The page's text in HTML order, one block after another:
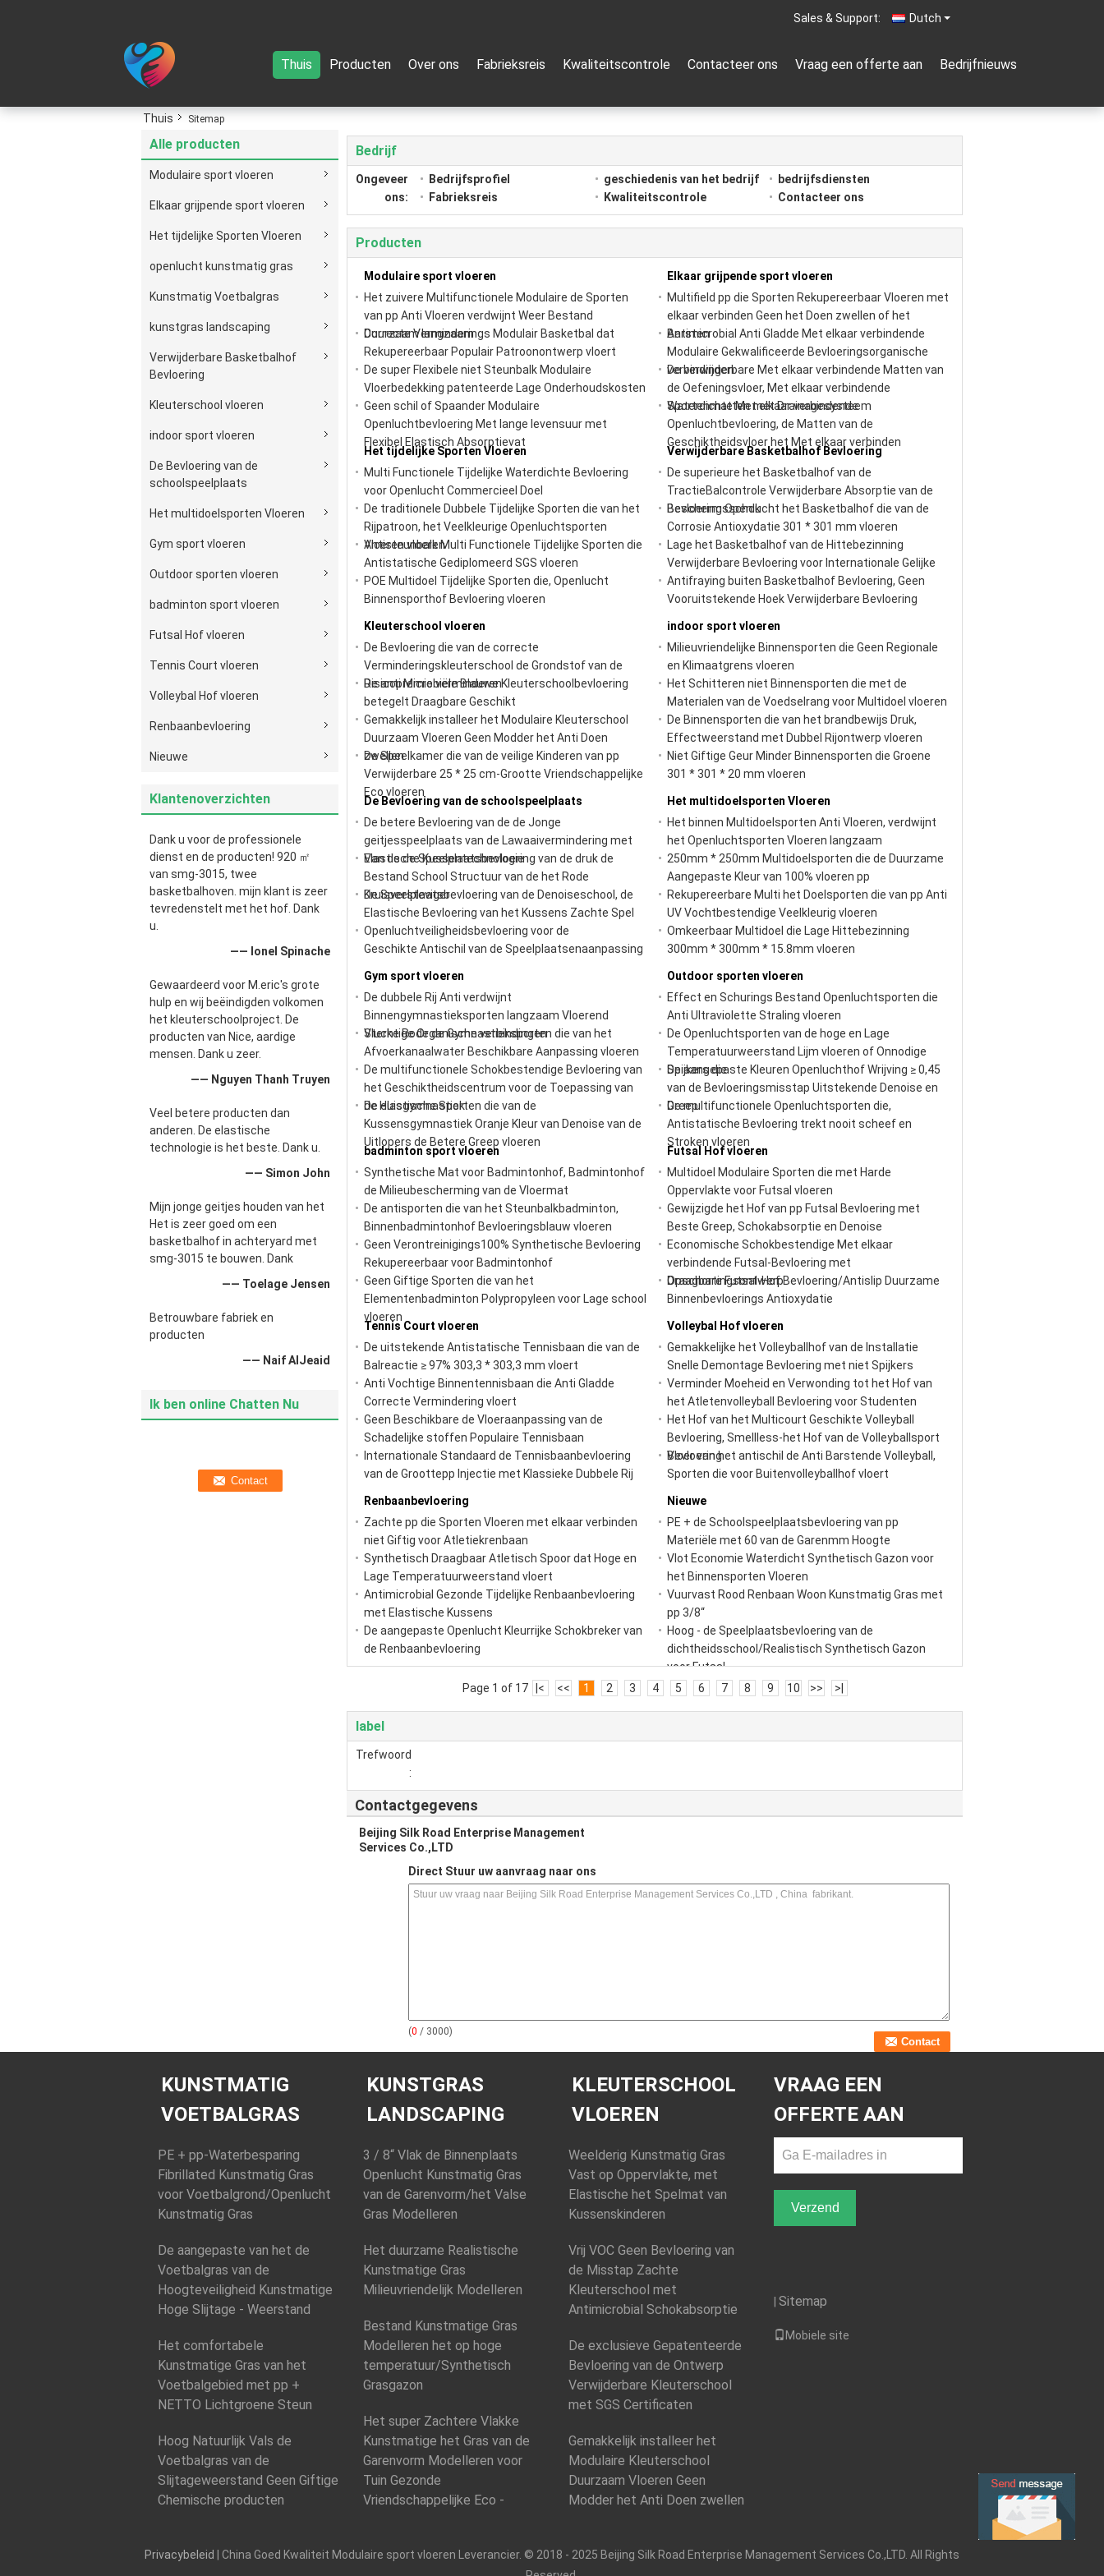
Dutch
Sales & Support:
Thuis Producten Over ons Fabrieksreis Kwaliteitscontrole Contacteer ons Vraag een offerte aan Bedrijfnieuws
Thuis Sitemap
Alle producten
Modulaire sport vloeren
Elkaar grijpende sport vloeren
Het tijdelijke Sporten Vloeren
openlucht kunstmatig gras
Kunstmatig Voetbalgras
kunstgras landscaping
Verwijderbare Basketbalhof
Bevloering
Kleuterschool vloeren
indoor sport vloeren
De Bevloering van de
schoolspeelplaats
Het multidoelsporten Vloeren
Gym sport vloeren
Outdoor sporten vloeren
badminton sport vloeren
Futsal Hof vloeren
Tennis Court vloeren
Volleybal Hof vloeren
Renbaanbevloering
Nieuwe
Klantenoverzichten
Dank u voor de professionele
dienst en de producten! 920 ㎡
van smg-3015, twee
basketbalhoven. mijn klant is zeer
tevredenstelt met het hof. Dank
u.
—— Ionel Spinache
Gewaardeerd voor M.eric's grote
hulp en wij beëindigden volkomen
het kleuterschoolproject. De
producten van Nice, aardige
mensen. Dank u zeer.
—— Nguyen Thanh Truyen
Veel betere producten dan
anderen. De elastische
technologie is het beste. Dank u.
—— Simon John
Mijn jonge geitjes houden van het
Het is zeer goed om een
basketbalhof in achteryard met
smg-3015 te bouwen. Dank
—— Toelage Jensen
Betrouwbare fabriek en
producten
—— Naif AlJeaid
Ik ben online Chatten Nu
Bedrijf
Ongeveer
ons:
Bedrijfsprofiel geschiedenis van het bedrijf
bedrijfsdiensten
Fabrieksreis
Kwaliteitscontrole Contacteer ons
Producten
Modulaire sport vloeren
Het zuivere Multifunctionele Modulaire de Sporten
van pp Anti Vloeren verdwijnt Weer Bestand
Duurzaam langzaam
Correcte Verminderings Modulair Basketbal dat
Rekupereerbaar Populair Patroonontwerp vloert
De super Flexibele niet Steunbalk Modulaire
Vloerbedekking patenteerde Lage Onderhoudskosten
Geen schil of Spaander Modulaire
Openluchtbevloering Met lange levensuur met
Flexibel Elastisch Absorptievat
Elkaar grijpende sport vloeren
Multifield pp die Sporten Rekupereerbaar Vloeren met
elkaar verbinden Geen het Doen zwellen of het
Barsten
Antimicrobial Anti Gladde Met elkaar verbindende
Modulaire Gekwalificeerde Bevloeringsorganische
verbindingen
De verwijderbare Met elkaar verbindende Matten van
de Oefeningsvloer, Met elkaar verbindende
Sportenmatten met Drainagesysteem
Waterdichte Met elkaar verbindende
Openluchtbevloering, de Matten van de
Geschiktheidsvloer het Met elkaar verbinden
Het tijdelijke Sporten Vloeren
Multi Functionele Tijdelijke Waterdichte Bevloering
voor Openlucht Commercieel Doel
De traditionele Dubbele Tijdelijke Sporten die van het
Rijpatroon, het Veelkleurige Openluchtsporten
Vloeren vloeren
Antisteunbalk Multi Functionele Tijdelijke Sporten die
Antistatische Gediplomeerd SGS vloeren
POE Multidoel Tijdelijke Sporten die, Openlucht
Binnensporthof Bevloering vloeren
Verwijderbare Basketbalhof Bevloering
De superieure het Basketbalhof van de
TractieBalcontrole Verwijderbare Absorptie van de
Bevloeringsschok
Bescherm Openlucht het Basketbalhof die van de
Corrosie Antioxydatie 301 * 301 mm vloeren
Lage het Basketbalhof van de Hittebezinning
Verwijderbare Bevloering voor Internationale Gelijke
Antifraying buiten Basketbalhof Bevloering, Geen
Vooruitstekende Hoek Verwijderbare Bevloering
Kleuterschool vloeren
De Bevloering die van de correcte
Verminderingskleuterschool de Grondstof van de
Risicopremie verminderen
De anti Microbiële Blauwe Kleuterschoolbevloering
betegelt Draagbare Geschikt
Gemakkelijk installeer het Modulaire Kleuterschool
Duurzaam Vloeren Geen Modder het Anti Doen
zwellen
De Speelkamer die van de veilige Kinderen van pp
Verwijderbare 25 * 25 cm-Grootte Vriendschappelijke
Eco vloeren
indoor sport vloeren
Milieuvriendelijke Binnensporten die Geen Regionale
en Klimaatgrens vloeren
Het Schitteren niet Binnensporten die met de
Materialen van de Voedselrang voor Multidoel vloeren
De Binnensporten die van het brandbewijs Druk,
Effectweerstand met Dubbel Rijontwerp vloeren
Niet Giftige Geur Minder Binnensporten die Groene
301 * 301 * 20 mm vloeren
De Bevloering van de schoolspeelplaats
De betere Bevloering van de de Jonge
geitjesspeelplaats van de Lawaaivermindering met
Elastische Kussentechnologie
Van de de Speelplaatsbevloering van de druk de
Bestand School Structuur van de het Rode
Kruisversteviger
De Speelplaatsbevloering van de Denoiseschool, de
Elastische Bevloering van het Kussens Zachte Spel
Openluchtveiligheidsbevloering voor de
Geschikte Antischil van de Speelplaatsenaanpassing
Het multidoelsporten Vloeren
Het binnen Multidoelsporten Anti Vloeren, verdwijnt
het Openluchtsporten Vloeren langzaam
250mm * 250mm Multidoelsporten die de Duurzame
Aangepaste Kleur van 100% vloeren pp
Rekupereerbare Multi het Doelsporten die van pp Anti
UV Vochtbestendige Veelkleurig vloeren
Omkeerbaar Multidoel die Lage Hittebezinning
300mm * 300mm * 15.8mm vloeren
Gym sport vloeren
De dubbele Rij Anti verdwijnt
Binnengymnastieksporten langzaam Vloerend
Vluchtige Organische verbindingen
Sterke Rode de Gymnastieksporten die van het
Afvoerkanaalwater Beschikbare Aanpassing vloeren
De multifunctionele Schokbestendige Bevloering van
het Geschiktheidscentrum voor de Toepassing van
de Huisgymnastiek
De elastische Sporten die van de
Kussensgymnastiek Oranje Kleur van Denoise van de
Uitlopers de Betere Greep vloeren
Outdoor sporten vloeren
Effect en Schurings Bestand Openluchtsporten die
Anti Ultraviolette Straling vloeren
De Openluchtsporten van de hoge en Lage
Temperatuurweerstand Lijm vloeren of Onnodige
Spijkers die
De aangepaste Kleuren Openluchthof Wrijving ≥ 0,45
van de Bevloeringsmisstap Uitstekende Denoise en
Greep
De multifunctionele Openluchtsporten die,
Antistatische Bevloering trekt nooit scheef en
Stroken vloeren
badminton sport vloeren
Synthetische Mat voor Badmintonhof, Badmintonhof
de Milieubescherming van de Vloermat
De antisporten die van het Steunbalkbadminton,
Binnenbadmintonhof Bevloeringsblauw vloeren
Geen Verontreinigings100% Synthetische Bevloering
Rekupereerbaar voor Badmintonhof
Geen Giftige Sporten die van het
Elementenbadminton Polypropyleen voor Lage school
vloeren
Futsal Hof vloeren
Multidoel Modulaire Sporten die met Harde
Oppervlakte voor Futsal vloeren
Gewijzigde het Hof van pp Futsal Bevloering met
Beste Greep, Schokabsorptie en Denoise
Economische Schokbestendige Met elkaar
verbindende Futsal-Bevloering met
Opschortingsontwerp
Draagbare Futsal-Hof Bevloering/Antislip Duurzame
Binnenbevloerings Antioxydatie
Tennis Court vloeren
De uitstekende Antistatische Tennisbaan die van de
Balreactie ≥ 97% 303,3 * 303,3 mm vloert
Anti Vochtige Binnentennisbaan die Anti Gladde
Correcte Vermindering vloert
Geen Beschikbare de Vloeraanpassing van de
Schadelijke stoffen Populaire Tennisbaan
Internationale Standaard de Tennisbaanbevloering
van de Groottepp Injectie met Klassieke Dubbele Rij
Volleybal Hof vloeren
Gemakkelijke het Volleyballhof van de Installatie
Snelle Demontage Bevloering met niet Spijkers
Verminder Moeheid en Verwonding tot het Hof van
het Atletenvolleyball Bevloering voor Studenten
Het Hof van het Multicourt Geschikte Volleyball
Bevloering, Smellless-het Hof van de Volleyballsport
Bevloering
Vloer van het antischil de Anti Barstende Volleyball,
Sporten die voor Buitenvolleyballhof vloert
Renbaanbevloering
Zachte pp die Sporten Vloeren met elkaar verbinden
niet Giftig voor Atletiekrenbaan
Synthetisch Draagbaar Atletisch Spoor dat Hoge en
Lage Temperatuurweerstand vloert
Antimicrobial Gezonde Tijdelijke Renbaanbevloering
met Elastische Kussens
De aangepaste Openlucht Kleurrijke Schokbreker van
de Renbaanbevloering
Nieuwe
PE + de Schoolspeelplaatsbevloering van pp
Materiële met 60 van de Garenmm Hoogte
Vlot Economie Waterdicht Synthetisch Gazon voor
het Binnensporten Vloeren
Vuurvast Rood Renbaan Woon Kunstmatig Gras met
pp 3/8“
Hoog - de Speelplaatsbevloering van de
dichtheidsschool/Realistisch Synthetisch Gazon
voor Futsal
Page 1 of 17
|< << 1 2 3 4 5 6 7 8 9 10 >> >|
label
Trefwoord
:
Contactgegevens
Beijing Silk Road Enterprise Management
Services Co.,LTD
Direct Stuur uw aanvraag naar ons
(0 / 3000)
KUNSTMATIG
VOETBALGRAS
PE + pp-Waterbesparing
Fibrillated Kunstmatig Gras
voor Voetbalgrond/Openlucht
Kunstmatig Gras
De aangepaste van het de
Voetbalgras van de
Hoogteveiligheid Kunstmatige
Hoge Slijtage - Weerstand
Het comfortabele
Kunstmatige Gras van het
Voetbalgebied met pp +
NETTO Lichtgroene Steun
Hoog Natuurlijk Vals de
Voetbalgras van de
Slijtageweerstand Geen Giftige
Chemische producten
KUNSTGRAS
LANDSCAPING
3 / 8“ Vlak de Binnenplaats
Openlucht Kunstmatig Gras
van de Garenvorm/het Valse
Gras Modelleren
Het duurzame Realistische
Kunstmatige Gras
Milieuvriendelijk Modelleren
Bestand Kunstmatige Gras
Modelleren het op hoge
temperatuur/Synthetisch
Grasgazon
Het super Zachtere Vlakke
Kunstmatige het Gras van de
Garenvorm Modelleren voor
Tuin Gezonde
Vriendschappelijke Eco -
KLEUTERSCHOOL
VLOEREN
Weelderig Kunstmatig Gras
Vast op Oppervlakte, met
Elastische het Spelmat van
Kussenskinderen
Vrij VOC Geen Bevloering van
de Misstap Zachte
Kleuterschool met
Antimicrobial Schokabsorptie
De exclusieve Gepatenteerde
Bevloering van de Ontwerp
Verwijderbare Kleuterschool
met SGS Certificaten
Gemakkelijk installeer het
Modulaire Kleuterschool
Duurzaam Vloeren Geen
Modder het Anti Doen zwellen
VRAAG EEN
OFFERTE AAN
Verzend
Sitemap
Mobiele site
Privacybeleid
| China Goed Kwaliteit Modulaire sport vloeren Leverancier. © 2018 - 2025 Beijing Silk Road Enterprise Management Services Co.,LTD. All Rights